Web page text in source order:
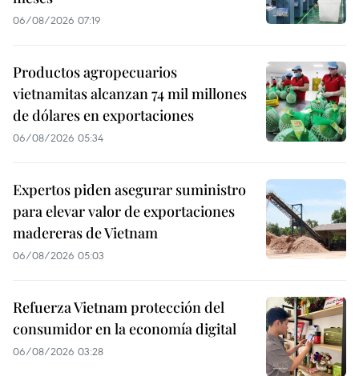
06/08/2026 07:19
Productos agropecuarios
vietnamitas alcanzan 74 mil millones
de dólares en exportaciones
06/08/2026 05:34
Expertos piden asegurar suministro
para elevar valor de exportaciones
madereras de Vietnam
06/08/2026 05:03
Refuerza Vietnam protección del
consumidor en la economía digital
06/08/2026 03:28